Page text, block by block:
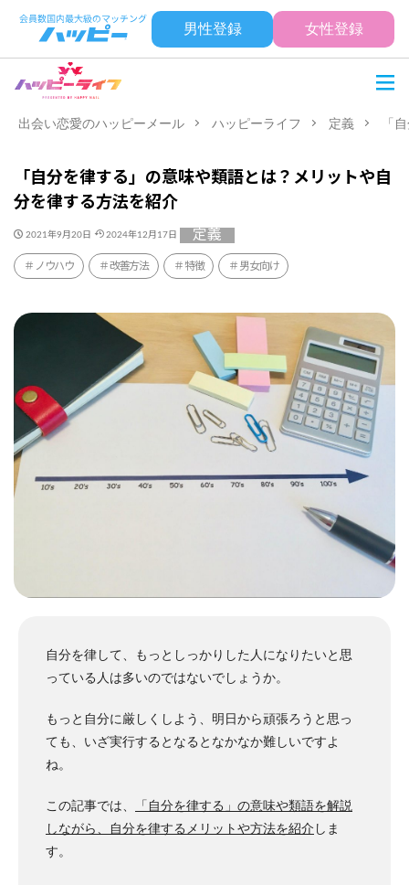
男性登録 女性登録
出会い恋愛のハッピーメール ハッピーライフ 定義 「
「自分を律する」の意味や類語とは？メリットや自
分を律する方法を紹介
2021年9月20日 2024年12月17日 定義
ノウハウ 改善方法 特徴 男女向け
自分を律して、もっとしっかりした人になりたいと思
っている人は多いのではないでしょうか。
もっと自分に厳しくしよう、明日から頑張ろうと思っ
ても、いざ実行するとなるとなかなか難しいですよ
ね。
この記事では、
「自分を律する」の意味や類語を解説
しながら、自分を律するメリットや方法を紹介 しま
す。